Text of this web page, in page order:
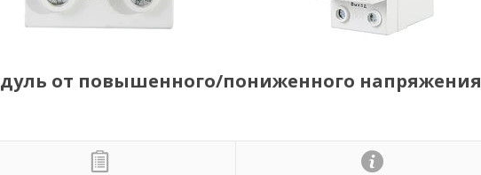
от повышенного/пониженного напряжения